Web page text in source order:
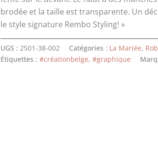
1800 €.1200 €.
brodée et la taille est transparente. Un
le style signature Rembo Styling! »
UGS : 2501-38-002 Catégories : La Mariée,
Étiquettes : #créationbelge, #graphique